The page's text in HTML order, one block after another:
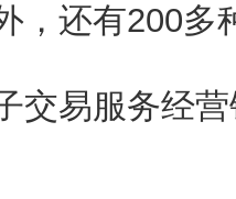
，还有200多
交易服务经